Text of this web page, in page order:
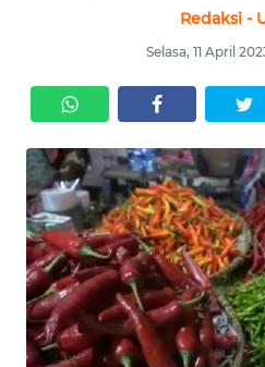
Redaksi -
Selasa, 11 April
SERBA-
SERBI
OPINI
Informasi
INDEKS
BERITA